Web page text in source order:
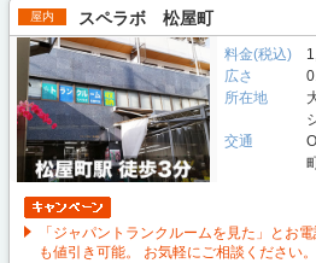
屋内 スペラボ 松屋町
料金(税込)
広さ
所在地
交通
「ジャパントランクルームを見た」とお
も値引き可能。 お気軽にご相談ください。